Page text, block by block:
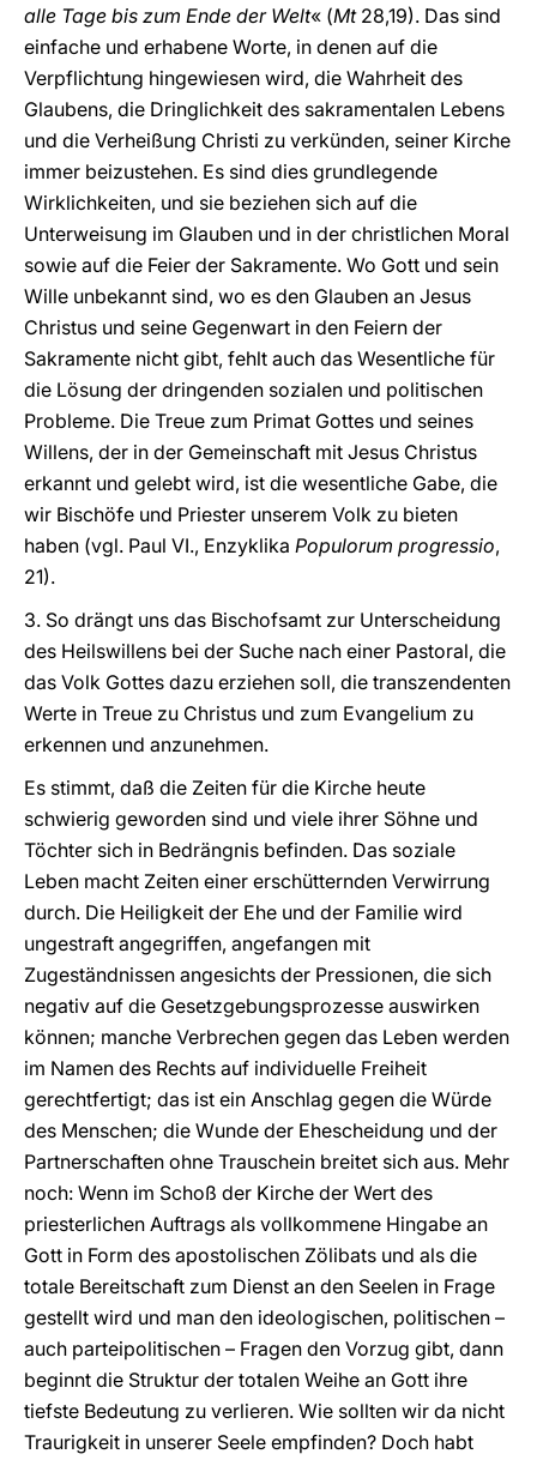
alle Tage bis zum Ende der Welt« (Mt 28,19). Das sind
einfache und erhabene Worte, in denen auf die
Verpflichtung hingewiesen wird, die Wahrheit des
Glaubens, die Dringlichkeit des sakramentalen Lebens
und die Verheißung Christi zu verkünden, seiner Kirche
immer beizustehen. Es sind dies grundlegende
Wirklichkeiten, und sie beziehen sich auf die
Unterweisung im Glauben und in der christlichen Moral
sowie auf die Feier der Sakramente. Wo Gott und sein
Wille unbekannt sind, wo es den Glauben an Jesus
Christus und seine Gegenwart in den Feiern der
Sakramente nicht gibt, fehlt auch das Wesentliche für
die Lösung der dringenden sozialen und politischen
Probleme. Die Treue zum Primat Gottes und seines
Willens, der in der Gemeinschaft mit Jesus Christus
erkannt und gelebt wird, ist die wesentliche Gabe, die
wir Bischöfe und Priester unserem Volk zu bieten
haben (vgl. Paul VI., Enzyklika Populorum progressio,
21).
3. So drängt uns das Bischofsamt zur Unterscheidung
des Heilswillens bei der Suche nach einer Pastoral, die
das Volk Gottes dazu erziehen soll, die transzendenten
Werte in Treue zu Christus und zum Evangelium zu
erkennen und anzunehmen.
Es stimmt, daß die Zeiten für die Kirche heute
schwierig geworden sind und viele ihrer Söhne und
Töchter sich in Bedrängnis befinden. Das soziale
Leben macht Zeiten einer erschütternden Verwirrung
durch. Die Heiligkeit der Ehe und der Familie wird
ungestraft angegriffen, angefangen mit
Zugeständnissen angesichts der Pressionen, die sich
negativ auf die Gesetzgebungsprozesse auswirken
können; manche Verbrechen gegen das Leben werden
im Namen des Rechts auf individuelle Freiheit
gerechtfertigt; das ist ein Anschlag gegen die Würde
des Menschen; die Wunde der Ehescheidung und der
Partnerschaften ohne Trauschein breitet sich aus. Mehr
noch: Wenn im Schoß der Kirche der Wert des
priesterlichen Auftrags als vollkommene Hingabe an
Gott in Form des apostolischen Zölibats und als die
totale Bereitschaft zum Dienst an den Seelen in Frage
gestellt wird und man den ideologischen, politischen –
auch parteipolitischen – Fragen den Vorzug gibt, dann
beginnt die Struktur der totalen Weihe an Gott ihre
tiefste Bedeutung zu verlieren. Wie sollten wir da nicht
Traurigkeit in unserer Seele empfinden? Doch habt